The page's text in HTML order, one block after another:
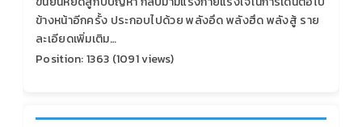
ข้างหน้าอีกครั้ง ประกอบไปด้วย พลังอึด พลังฮึด พลังสู้ ราย
ละเอียดเพิ่มเติม…
Position:1363 (1091views)